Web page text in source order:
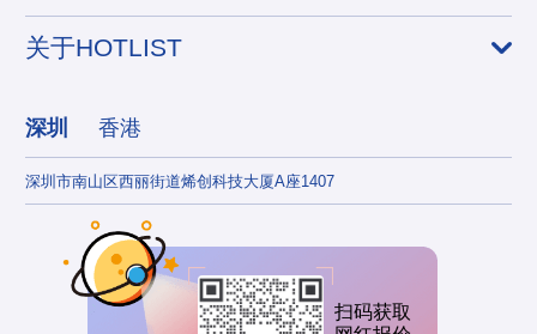
关于HOTLIST
深圳 香港
深圳市南山区西丽街道烯创科技大厦A座1407
扫码获取